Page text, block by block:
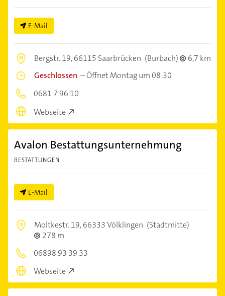
E-Mail
Bergstr. 19,66115 Saarbrücken (Burbach)
6,7 km
Geschlossen –Öffnet Montag um 08:30
0681 7 96 10
Webseite
Avalon Bestattungsunternehmung
BESTATTUNGEN
E-Mail
Moltkestr. 19,66333 Völklingen (Stadtmitte)
278 m
06898 93 39 33
Webseite